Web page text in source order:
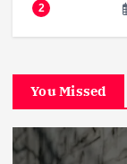
2
You Missed